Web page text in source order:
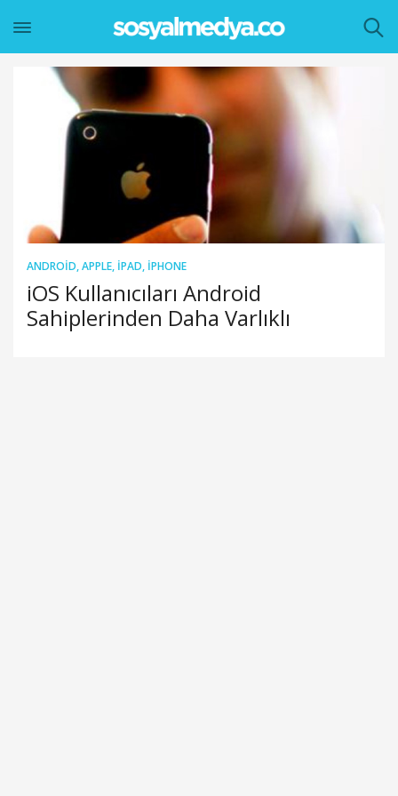
ANDROID,APPLE, IPAD, IPHONE
iOS Kullanıcıları Android
Sahiplerinden Daha Varlıklı